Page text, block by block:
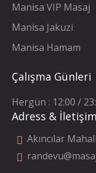
Manisa VIP Masaj
Manisa Jakuzi
Manisa Hamam
Çalışma Günleri
Hergün : 12:00 /
Adress & İletişim
Akıncılar